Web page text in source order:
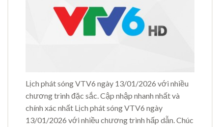
Lịch phát sóng VTV6 ngày 13/01/2026 với nhiều
chương trình đặc sắc. Cập nhập nhanh nhất và
chính xác nhất Lịch phát sóng VTV6 ngày
13/01/2026 với nhiều chương trình hấp dẫn. Chúc